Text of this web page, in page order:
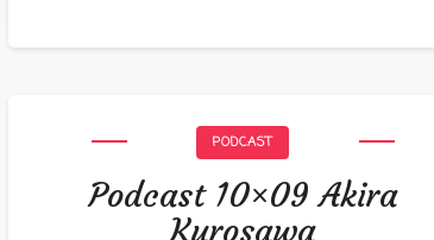
PODCAST
Podcast 10×09 Akira
Kurosawa